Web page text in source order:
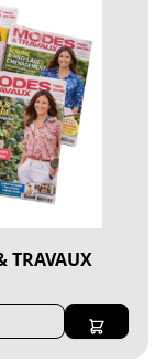
TRAVAUX